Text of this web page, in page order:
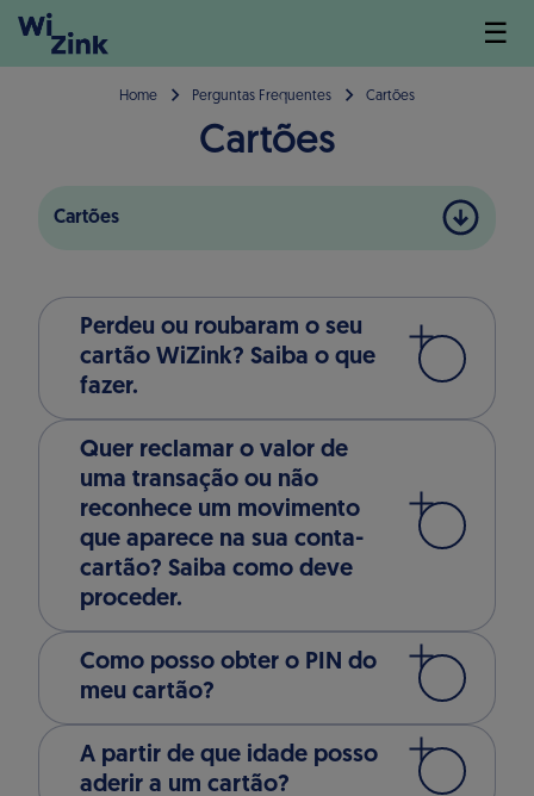
☰
Home Perguntas Frequentes Cartões
Cartões
Cartões
Perdeu ou roubaram o seu
cartão WiZink? Saiba o que
fazer.
Quer reclamar o valor de
uma transação ou não
reconhece um movimento
que aparece na sua conta-
cartão? Saiba como deve
proceder.
Como posso obter o PIN do
meu cartão?
A partir de que idade posso
aderir a um cartão?